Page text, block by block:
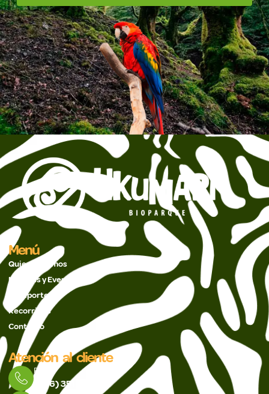
Menú
Quienes Somos
Noticias y Eventos
Pasaportes
Recorridos
Contacto
Atención al cliente
PBX
(606) 351 5488